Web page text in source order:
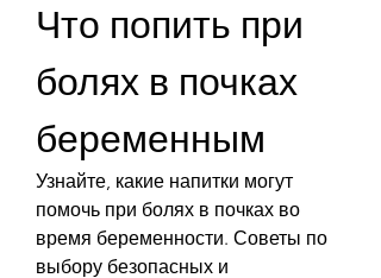
Что попить при
болях в почках
беременным
Узнайте, какие напитки могут
помочь при болях в почках во
время беременности. Советы по
выбору безопасных и